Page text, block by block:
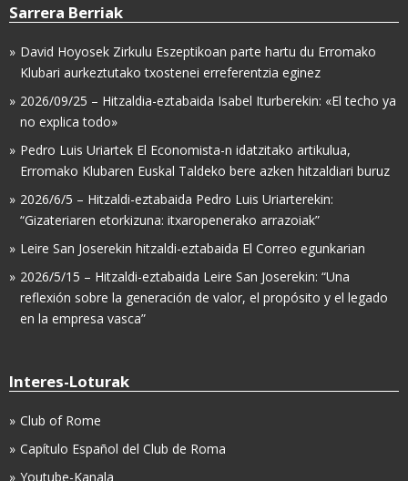
Sarrera Berriak
David Hoyosek Zirkulu Eszeptikoan parte hartu du Erromako
Klubari aurkeztutako txostenei erreferentzia eginez
2026/09/25 – Hitzaldia-eztabaida Isabel Iturberekin: «El techo ya
no explica todo»
Pedro Luis Uriartek El Economista-n idatzitako artikulua,
Erromako Klubaren Euskal Taldeko bere azken hitzaldiari buruz
2026/6/5 – Hitzaldi-eztabaida Pedro Luis Uriarterekin:
“Gizateriaren etorkizuna: itxaropenerako arrazoiak”
Leire San Joserekin hitzaldi-eztabaida El Correo egunkarian
2026/5/15 – Hitzaldi-eztabaida Leire San Joserekin: “Una
reflexión sobre la generación de valor, el propósito y el legado
en la empresa vasca”
Interes-Loturak
Club of Rome
Capítulo Español del Club de Roma
Youtube-Kanala